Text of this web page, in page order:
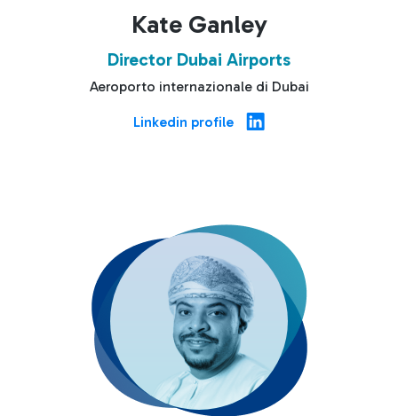
Kate Ganley
Director Dubai Airports
Aeroporto internazionale di Dubai
Linkedin profile